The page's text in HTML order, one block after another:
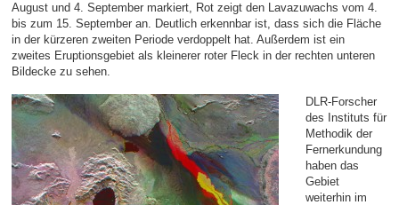
August und 4. September markiert, Rot zeigt den Lavazuwachs vom 4.
bis zum 15. September an. Deutlich erkennbar ist, dass sich die Fläche
in der kürzeren zweiten Periode verdoppelt hat. Außerdem ist ein
zweites Eruptionsgebiet als kleinerer roter Fleck in der rechten unteren
Bildecke zu sehen.
DLR-Forscher
des Instituts für
Methodik der
Fernerkundung
haben das
Gebiet
weiterhin im